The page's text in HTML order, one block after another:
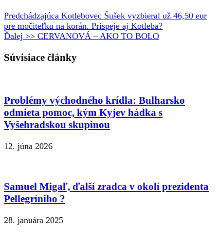
Predchádzajúca Kotlebovec Šušek vyzbieral už 46,50 eur
pre močiteľku na korán. Prispeje aj Kotleba?
Ďalej >> CERVANOVÁ – AKO TO BOLO
Súvisiace články
Problémy východného krídla: Bulharsko
odmieta pomoc, kým Kyjev hádka s
Vyšehradskou skupinou
12. júna 2026
Samuel Migaľ, ďalší zradca v okolí prezidenta
Pellegríniho ?
28. januára 2025